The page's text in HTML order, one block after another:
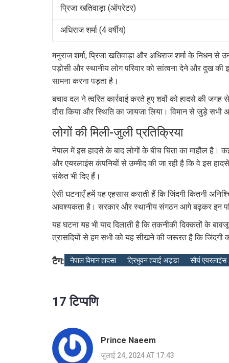
प्रिजा खतिवाड़ा (ऑपरेटर)
अधिराज शर्मा (4 वर्षीय)
मनुराज शर्मा, प्रिजा खतिवाड़ा और अधिराज शर्मा के निधन से
पड़ोसी और स्थानीय लोग परिवार को सांत्वना देने और दुख
सामना करना पड़ता है।
बचाव दल ने त्वरित कार्रवाई करते हुए शवों को हादसे की
दौरा किया और स्थिति का जायजा लिया। विमान से जुड़े
लोगों की मिली-जुली प्रतिक्रिया
नेपाल में इस हादसे के बाद लोगों के बीच चिंता का माहौल है।
और एयरलाइंस कंपनियों से उम्मीद की जा रही है कि वे इस
संकेत भी दिए हैं।
ऐसी घटनाएँ हमें यह एहसास कराती हैं कि जिंदगी कितनी
आवश्यकता है। सरकार और स्थानीय संगठन आगे बढ़कर इन
यह घटना यह भी याद दिलाती है कि तकनीकी दिक्कतों के
त्रासदियों से हम सभी को यह सीखने की जरूरत है कि जिंदगी
टैग: नेपाल विमान हादसा त्रिभुवन हवाई अड्डा सौर्य एयरलाइंस
17 टिप्पणि
Prince Naeem
जुलाई 24, 2024 AT 17:43